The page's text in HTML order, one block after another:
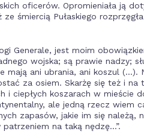
oficerów. Opromieniała ją
śmiercią Pułaskiego
Generale, jest moim
wojska; są prawie nadzy;
mają ani ubrania, ani koszul
za osiem. Skarżę się też i
ciepłych koszarach w mieście
ale jedną rzecz wiem
zapasów, jakie im się należą,
na taką nędzę…”.